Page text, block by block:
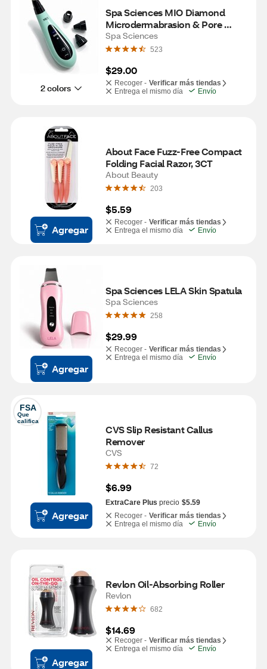
2 colors
Spa Sciences MIO Diamond
Microdermabrasion & Pore
Extraction Skin Resurfacing
System- Mint
Spa Sciences
523
$29.00
Recoger - Verificar más tiendas
Entrega el mismo día
Envío
Agregar
About Face Fuzz-Free Compact
Folding Facial Razor, 3CT
About Beauty
203
$5.59
Recoger - Verificar más tiendas
Entrega el mismo día
Envío
Agregar
Spa Sciences LELA Skin Spatula
Spa Sciences
258
$29.99
Recoger - Verificar más tiendas
Entrega el mismo día
Envío
FSA
Que
califica
Agregar
CVS Slip Resistant Callus
Remover
CVS
72
$6.99
ExtraCare Plus precio $5.59
Recoger - Verificar más tiendas
Entrega el mismo día
Envío
Agregar
Revlon Oil-Absorbing Roller
Revlon
682
$14.69
Recoger - Verificar más tiendas
Entrega el mismo día
Envío